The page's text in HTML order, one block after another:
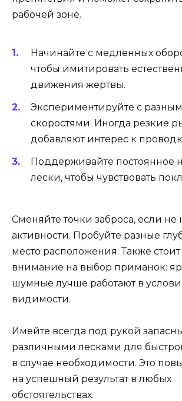
рабочей зоне.
Начинайте с медленных
чтобы имитировать
движения жертвы.
Экспериментируйте с
скоростями. Иногда резкие
добавляют интерес к
Поддерживайте постоянное
лески, чтобы чувствовать
Сменяйте точки заброса, если не
активности. Пробуйте разные
место расположения. Также стоит
внимание на выбор приманок:
шумные лучше работают в
видимости.
Имейте всегда под рукой
различными лесками для
в случае необходимости. Это
на успешный результат в любых
обстоятельствах.